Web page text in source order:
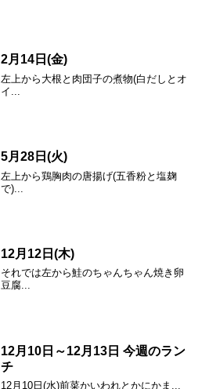
2月14日(金)
左上から大根と肉団子の煮物(白だしとオ
イ...
5月28日(火)
左上から鶏胸肉の唐揚げ(五香粉と塩麹
で)...
12月12日(木)
それでは左から鮭のちゃんちゃん焼き卵
豆腐...
12月10日～12月13日 今週のラン
チ
12月10日(水)前菜かいわれとかにかま...